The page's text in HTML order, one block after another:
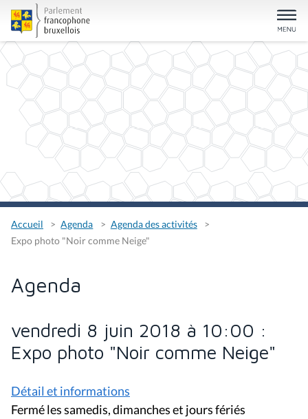
Accueil Agenda
Agenda des activités
Expo photo "Noir comme Neige"
Agenda
vendredi 8 juin 2018 à 10:00 :
Expo photo "Noir comme Neige"
Détail et informations
Fermé les samedis, dimanches et jours fériés